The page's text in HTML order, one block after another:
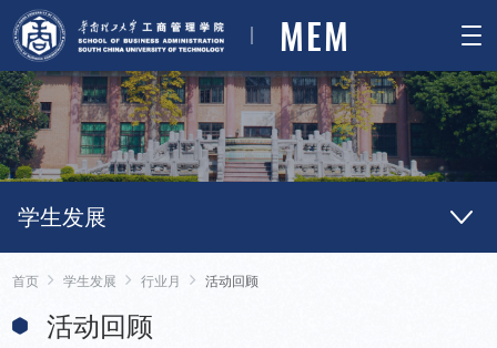
MEM
学生发展
首页 学生发展 行业月 活动回顾
活动回顾